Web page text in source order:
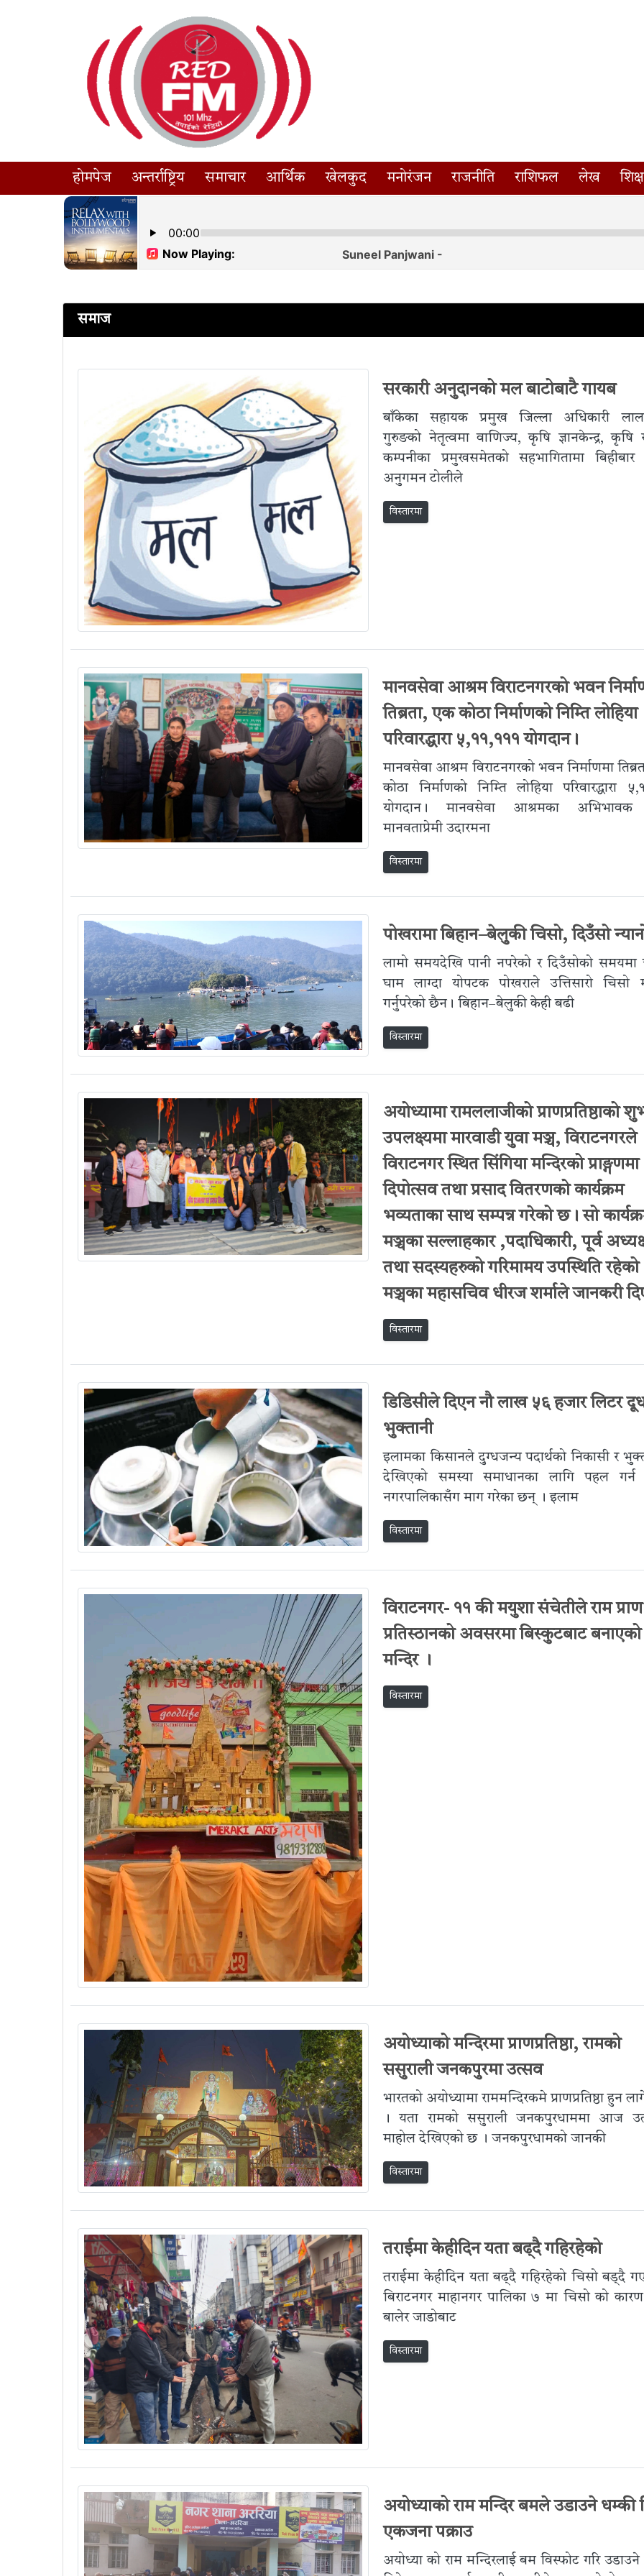
होमपेज अन्तर्राष्ट्रिय समाचार आर्थिक खेलकुद मनोरंजन राजनीति राशिफल लेख
समाज
सरकारी अनुदानको मल बाटोबाटै गायब
बाँकेका सहायक प्रमुख जिल्ला अधिकारी
गुरुङको नेतृत्वमा वाणिज्य, कृषि ज्ञानकेन्द्र, कृषि
कम्पनीका प्रमुखसमेतको सहभागितामा बिहीबार
अनुगमन टोलीले
विस्तारमा
मानवसेवा आश्रम विराटनगरको भवन
तिब्रता, एक कोठा निर्माणको निम्ति लोहिया
परिवारद्धारा ५,११,१११ योगदान।
मानवसेवा आश्रम विराटनगरको भवन निर्माणमा
कोठा निर्माणको निम्ति लोहिया परिवारद्धारा
योगदान। मानवसेवा आश्रमका
मानवताप्रेमी उदारमना
विस्तारमा
पोखरामा बिहान–बेलुकी चिसो, दिउँसो
लामो समयदेखि पानी नपरेको र दिउँसोको
घाम लाग्दा योपटक पोखराले उत्तिसारो चिसो
गर्नुपरेको छैन। बिहान–बेलुकी केही बढी
विस्तारमा
अयोध्यामा रामललाजीको प्राणप्रतिष्ठाको
उपलक्ष्यमा मारवाडी युवा मञ्च, विराटनगरले
विराटनगर स्थित सिंगिया मन्दिरको प्राङ्गणमा
दिपोत्सव तथा प्रसाद वितरणको कार्यक्रम
भव्यताका साथ सम्पन्न गरेको छ। सो
मञ्चका सल्लाहकार ,पदाधिकारी, पूर्व
तथा सदस्यहरुको गरिमामय उपस्थिति रहेको
मञ्चका महासचिव धीरज शर्माले जानकरी
विस्तारमा
डिडिसीले दिएन नौ लाख ५६ हजार लिटर
भुक्तानी
इलामका किसानले दुग्धजन्य पदार्थको निकासी र
देखिएको समस्या समाधानका लागि पहल गर्न
नगरपालिकासँग माग गरेका छन् । इलाम
विस्तारमा
विराटनगर- ११ की मयुशा संचेतीले राम प्राण
प्रतिस्ठानको अवसरमा बिस्कुटबाट बनाएको
मन्दिर ।
विस्तारमा
अयोध्याको मन्दिरमा प्राणप्रतिष्ठा, रामको
ससुराली जनकपुरमा उत्सव
भारतको अयोध्यामा राममन्दिरकमे प्राणप्रतिष्ठा हुन
। यता रामको ससुराली जनकपुरधाममा आज
माहोल देखिएको छ । जनकपुरधामको जानकी
विस्तारमा
तराईमा केहीदिन यता बढ्दै गहिरहेको
तराईमा केहीदिन यता बढ्दै गहिरहेको चिसो बड्दै
बिराटनगर माहानगर पालिका ७ मा चिसो को
बालेर जाडोबाट
विस्तारमा
अयोध्याको राम मन्दिर बमले उडाउने धम्की
एकजना पक्राउ
अयोध्या को राम मन्दिरलाई बम विस्फोट गरि